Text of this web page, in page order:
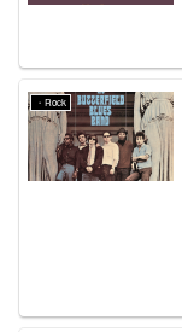
・Rock